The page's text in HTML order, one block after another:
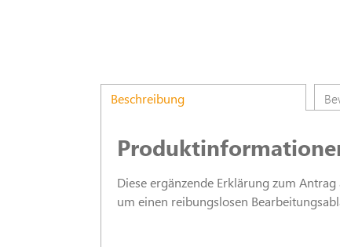
Beschreibung
Diese ergänzende Erklärung zum
um einen reibungslosen